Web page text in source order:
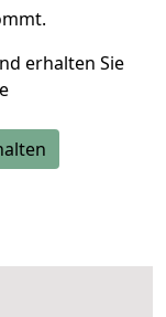
erhalten Sie